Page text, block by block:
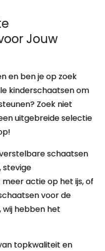
Jouw
en ben je op zoek
kinderschaatsen om
Zoek niet
uitgebreide selectie
schaatsen
stevige
actie op het ijs, of
voor de
wij hebben het
topkwaliteit en